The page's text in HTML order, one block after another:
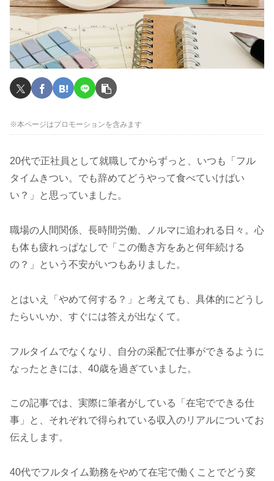
※本ページはプロモーションを含みます
20代で正社員として就職してからずっと、いつも「フル
タイムきつい。でも辞めてどうやって食べていけばい
い？」と思っていました。
職場の人間関係、長時間労働、ノルマに追われる日々。心
も体も疲れっぱなしで「この働き方をあと何年続ける
の？」という不安がいつもありました。
とはいえ「やめて何する？」と考えても、具体的にどうし
たらいいか、すぐには答えが出なくて。
フルタイムでなくなり、自分の采配で仕事ができるように
なったときには、40歳を過ぎていました。
この記事では、実際に筆者がしている「在宅でできる仕
事」と、それぞれで得られている収入のリアルについてお
伝えします。
40代でフルタイム勤務をやめて在宅で働くことでどう変